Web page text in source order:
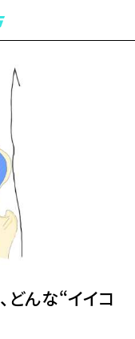
どんな“イイコ